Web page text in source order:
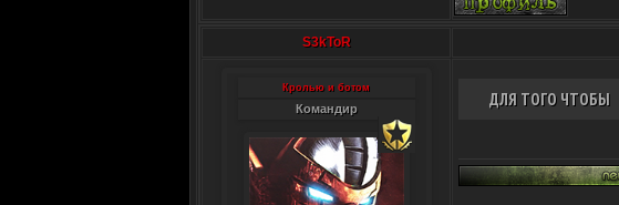
S3kToR
Кролью и ботом
Командир ДЛЯ ТОГО ЧТОБЫ